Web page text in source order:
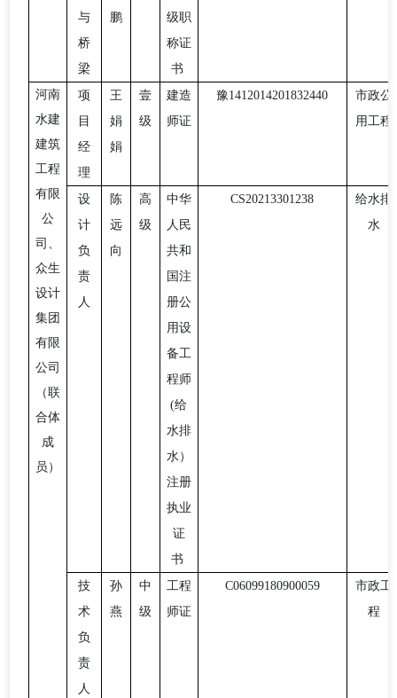
与
桥
梁
鹏
级职
称证
书
河南
水建
建筑
工程
有限
公
司、
众生
设计
集团
有限
公司
（联
合体
成
员）
项
目
经
理
王
娟
娟
壹
级
建造
师证
豫1412014201832440
市政公
用工程
设
计
负
责
人
陈
远
向
高
级
中华
人民
共和
国注
册公
用设
备工
程师
(给
水排
水）
注册
执业
证
书
CS20213301238
给水排
水
技
术
负
责
人
孙
燕
中
级
工程
师证
C06099180900059
市政工
程